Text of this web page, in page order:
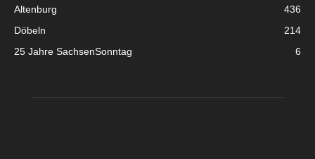
Altenburg
436
Döbeln
214
25 Jahre SachsenSonntag
6